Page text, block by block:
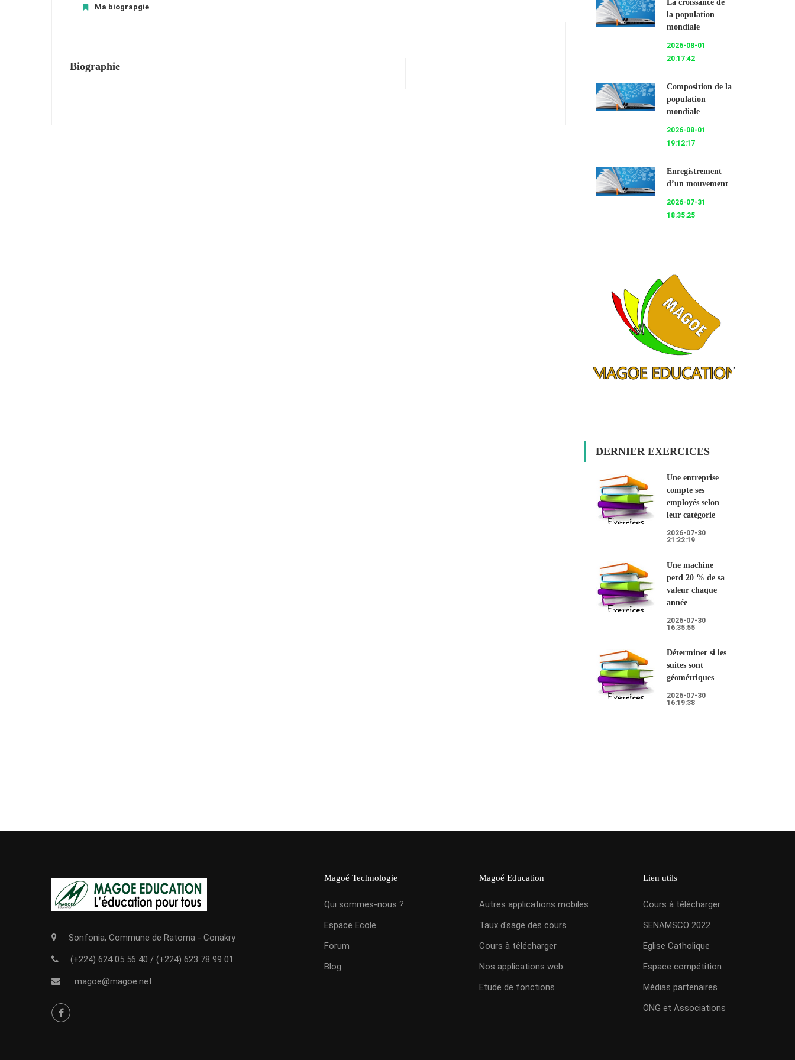
Ma biograpgie
Biographie
La croissance de
la population
mondiale
2026-08-01
20:17:42
Composition de la
population
mondiale
2026-08-01
19:12:17
Enregistrement
d’un mouvement
2026-07-31
18:35:25
DERNIER EXERCICES
Une entreprise
compte ses
employés selon
leur catégorie
2026-07-30
21:22:19
Une machine
perd 20 % de sa
valeur chaque
année
2026-07-30
16:35:55
Déterminer si les
suites sont
géométriques
2026-07-30
16:19:38
Sonfonia, Commune de Ratoma - Conakry
(+224) 624 05 56 40 / (+224) 623 78 99 01
magoe@magoe.net
Magoé Technologie
Qui sommes-nous ?
Espace Ecole
Forum
Blog
Magoé Education
Autres applications mobiles
Taux d'sage des cours
Cours à télécharger
Nos applications web
Etude de fonctions
Lien utils
Cours à télécharger
SENAMSCO 2022
Eglise Catholique
Espace compétition
Médias partenaires
ONG et Associations